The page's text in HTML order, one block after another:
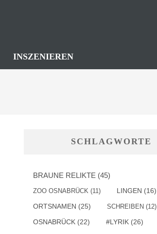
INSZENIEREN
SCHLAGWORTE
BRAUNE RELIKTE (45)
ZOO OSNABRÜCK (11) LINGEN (16)
ORTSNAMEN (25) SCHREIBEN (12)
OSNABRÜCK (22) #LYRIK (26)